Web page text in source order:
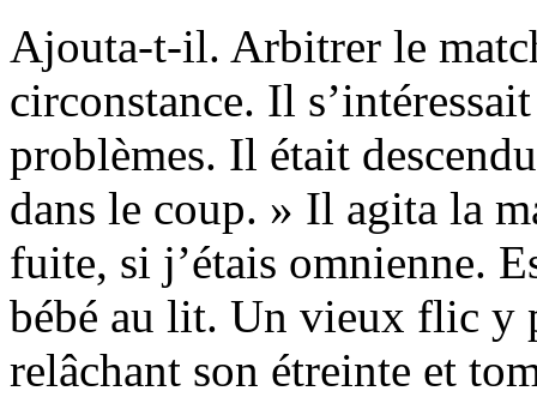
Ajouta-t-il. Arbitrer le
circonstance. Il
problèmes. Il était
dans le coup. » Il agita la
fuite, si j’étais omnienne.
bébé au lit. Un vieux flic y
relâchant son étreinte et